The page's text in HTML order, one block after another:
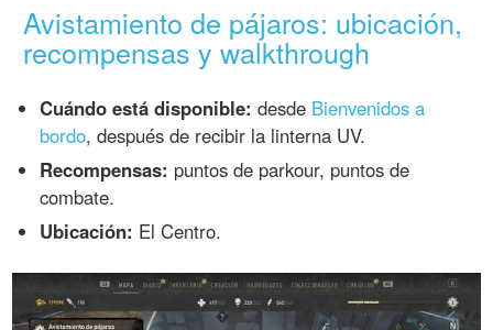
Avistamiento de pájaros: ubicación,
recompensas y walkthrough
Cuándo está disponible: desde Bienvenidos a
bordo, después de recibir la linterna UV.
Recompensas: puntos de parkour, puntos de
combate.
Ubicación: El Centro.